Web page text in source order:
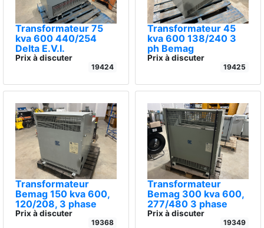
Transformateur 75
kva 600 440/254
Delta E.V.I.
Prix à discuter
19424
Transformateur 45
kva 600 138/240 3
ph Bemag
Prix à discuter
19425
Transformateur
Bemag 150 kva 600,
120/208, 3 phase
Prix à discuter
19368
Transformateur
Bemag 300 kva 600,
277/480 3 phase
Prix à discuter
19349